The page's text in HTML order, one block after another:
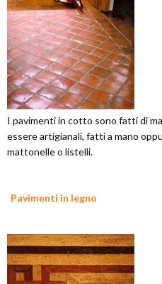
I pavimenti in cotto sono fatti di
essere artigianali, fatti a mano
mattonelle o listelli.
Pavimenti in legno